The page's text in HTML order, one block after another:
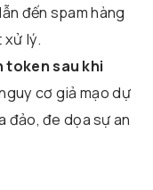
đến spam hàng
xử lý.
token sau khi
cơ giả mạo dự
đảo, đe dọa sự an